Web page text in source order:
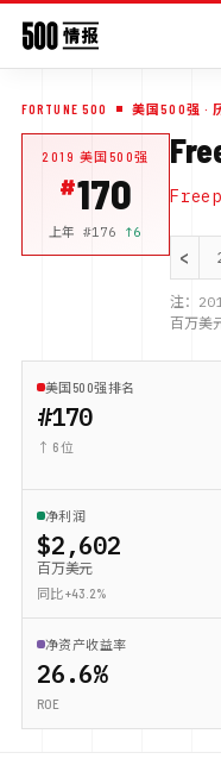
FORTUNE 500 美国500强 ·
2019 美国500强
170
上年 #176 ↑6
<
注：
百万美
美国500强排名
#170
↑ 6 位
净利润
$2,602
百万美元
同比 +43.2%
净资产收益率
26.6%
ROE